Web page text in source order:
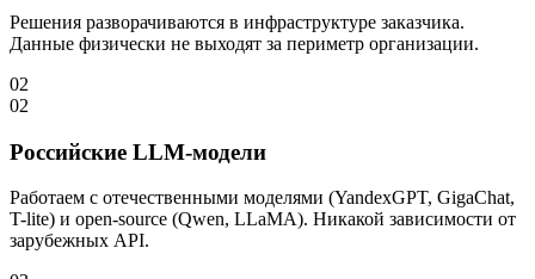
Решения разворачиваются в инфраструктуре заказчика.
Данные физически не выходят за периметр организации.
02
02
Российские LLM-модели
Работаем с отечественными моделями (YandexGPT, GigaChat,
T-lite) и open-source (Qwen, LLaMA). Никакой зависимости от
зарубежных API.